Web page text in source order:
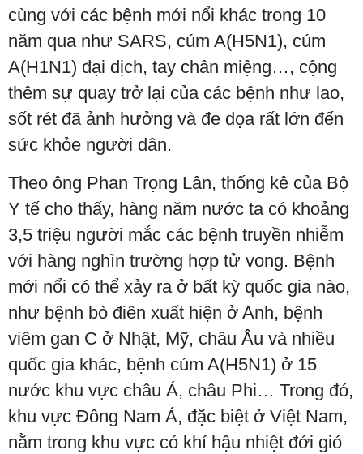
cùng với các bệnh mới nổi khác trong 10
năm qua như SARS, cúm A(H5N1), cúm
A(H1N1) đại dịch, tay chân miệng…, cộng
thêm sự quay trở lại của các bệnh như lao,
sốt rét đã ảnh hưởng và đe dọa rất lớn đến
sức khỏe người dân.
Theo ông Phan Trọng Lân, thống kê của Bộ
Y tế cho thấy, hàng năm nước ta có khoảng
3,5 triệu người mắc các bệnh truyền nhiễm
với hàng nghìn trường hợp tử vong. Bệnh
mới nổi có thể xảy ra ở bất kỳ quốc gia nào,
như bệnh bò điên xuất hiện ở Anh, bệnh
viêm gan C ở Nhật, Mỹ, châu Âu và nhiều
quốc gia khác, bệnh cúm A(H5N1) ở 15
nước khu vực châu Á, châu Phi… Trong đó,
khu vực Đông Nam Á, đặc biệt ở Việt Nam,
nằm trong khu vực có khí hậu nhiệt đới gió